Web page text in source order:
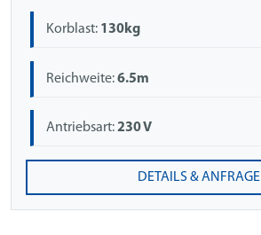
Korblast: 130kg
Reichweite:6.5m
Antriebsart:230 V
DETAILS & ANFRAGE